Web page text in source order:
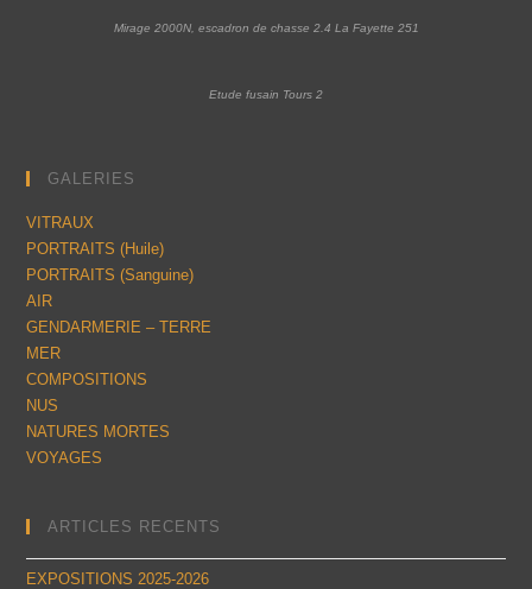
Mirage 2000N, escadron de chasse 2.4 La Fayette 251
Etude fusain Tours 2
GALERIES
VITRAUX
PORTRAITS (Huile)
PORTRAITS (Sanguine)
AIR
GENDARMERIE – TERRE
MER
COMPOSITIONS
NUS
NATURES MORTES
VOYAGES
ARTICLES RECENTS
EXPOSITIONS 2025-2026